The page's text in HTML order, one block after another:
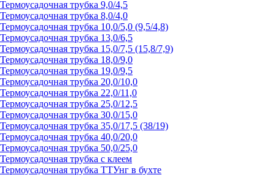
Термоусадочная трубка 9,0/4,5
Термоусадочная трубка 8,0/4,0
Термоусадочная трубка 10,0/5,0 (9,5/4,8)
Термоусадочная трубка 13,0/6,5
Термоусадочная трубка 15,0/7,5 (15,8/7,9)
Термоусадочная трубка 18,0/9,0
Термоусадочная трубка 19,0/9,5
Термоусадочная трубка 20,0/10,0
Термоусадочная трубка 22,0/11,0
Термоусадочная трубка 25,0/12,5
Термоусадочная трубка 30,0/15,0
Термоусадочная трубка 35,0/17,5 (38/19)
Термоусадочная трубка 40,0/20,0
Термоусадочная трубка 50,0/25,0
Термоусадочная трубка с клеем
Термоусадочная трубка ТТУнг в бухте